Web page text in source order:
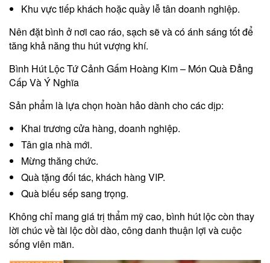
Khu vực tiếp khách hoặc quầy lễ tân doanh nghiệp.
Nên đặt bình ở nơi cao ráo, sạch sẽ và có ánh sáng tốt để
tăng khả năng thu hút vượng khí.
Bình Hút Lộc Tứ Cảnh Gấm Hoàng Kim – Món Quà Đẳng
Cấp Và Ý Nghĩa
Sản phẩm là lựa chọn hoàn hảo dành cho các dịp:
Khai trương cửa hàng, doanh nghiệp.
Tân gia nhà mới.
Mừng thăng chức.
Quà tặng đối tác, khách hàng VIP.
Quà biếu sếp sang trọng.
Không chỉ mang giá trị thẩm mỹ cao, bình hút lộc còn thay
lời chúc về tài lộc dồi dào, công danh thuận lợi và cuộc
sống viên mãn.